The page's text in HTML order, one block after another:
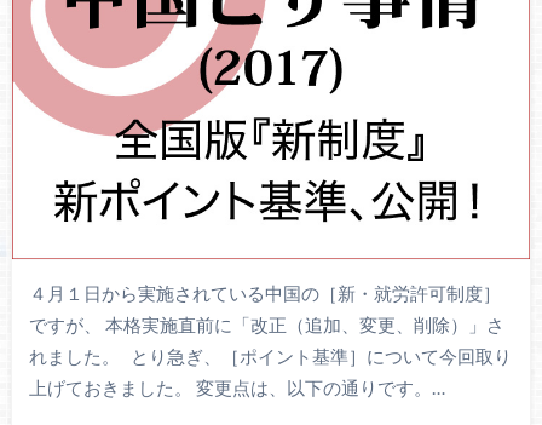
４月１日から実施されている中国の［新・就労許可制度］
ですが、 本格実施直前に「改正（追加、変更、削除）」さ
れました。 とり急ぎ、［ポイント基準］について今回取り
上げておきました。 変更点は、以下の通りです。…